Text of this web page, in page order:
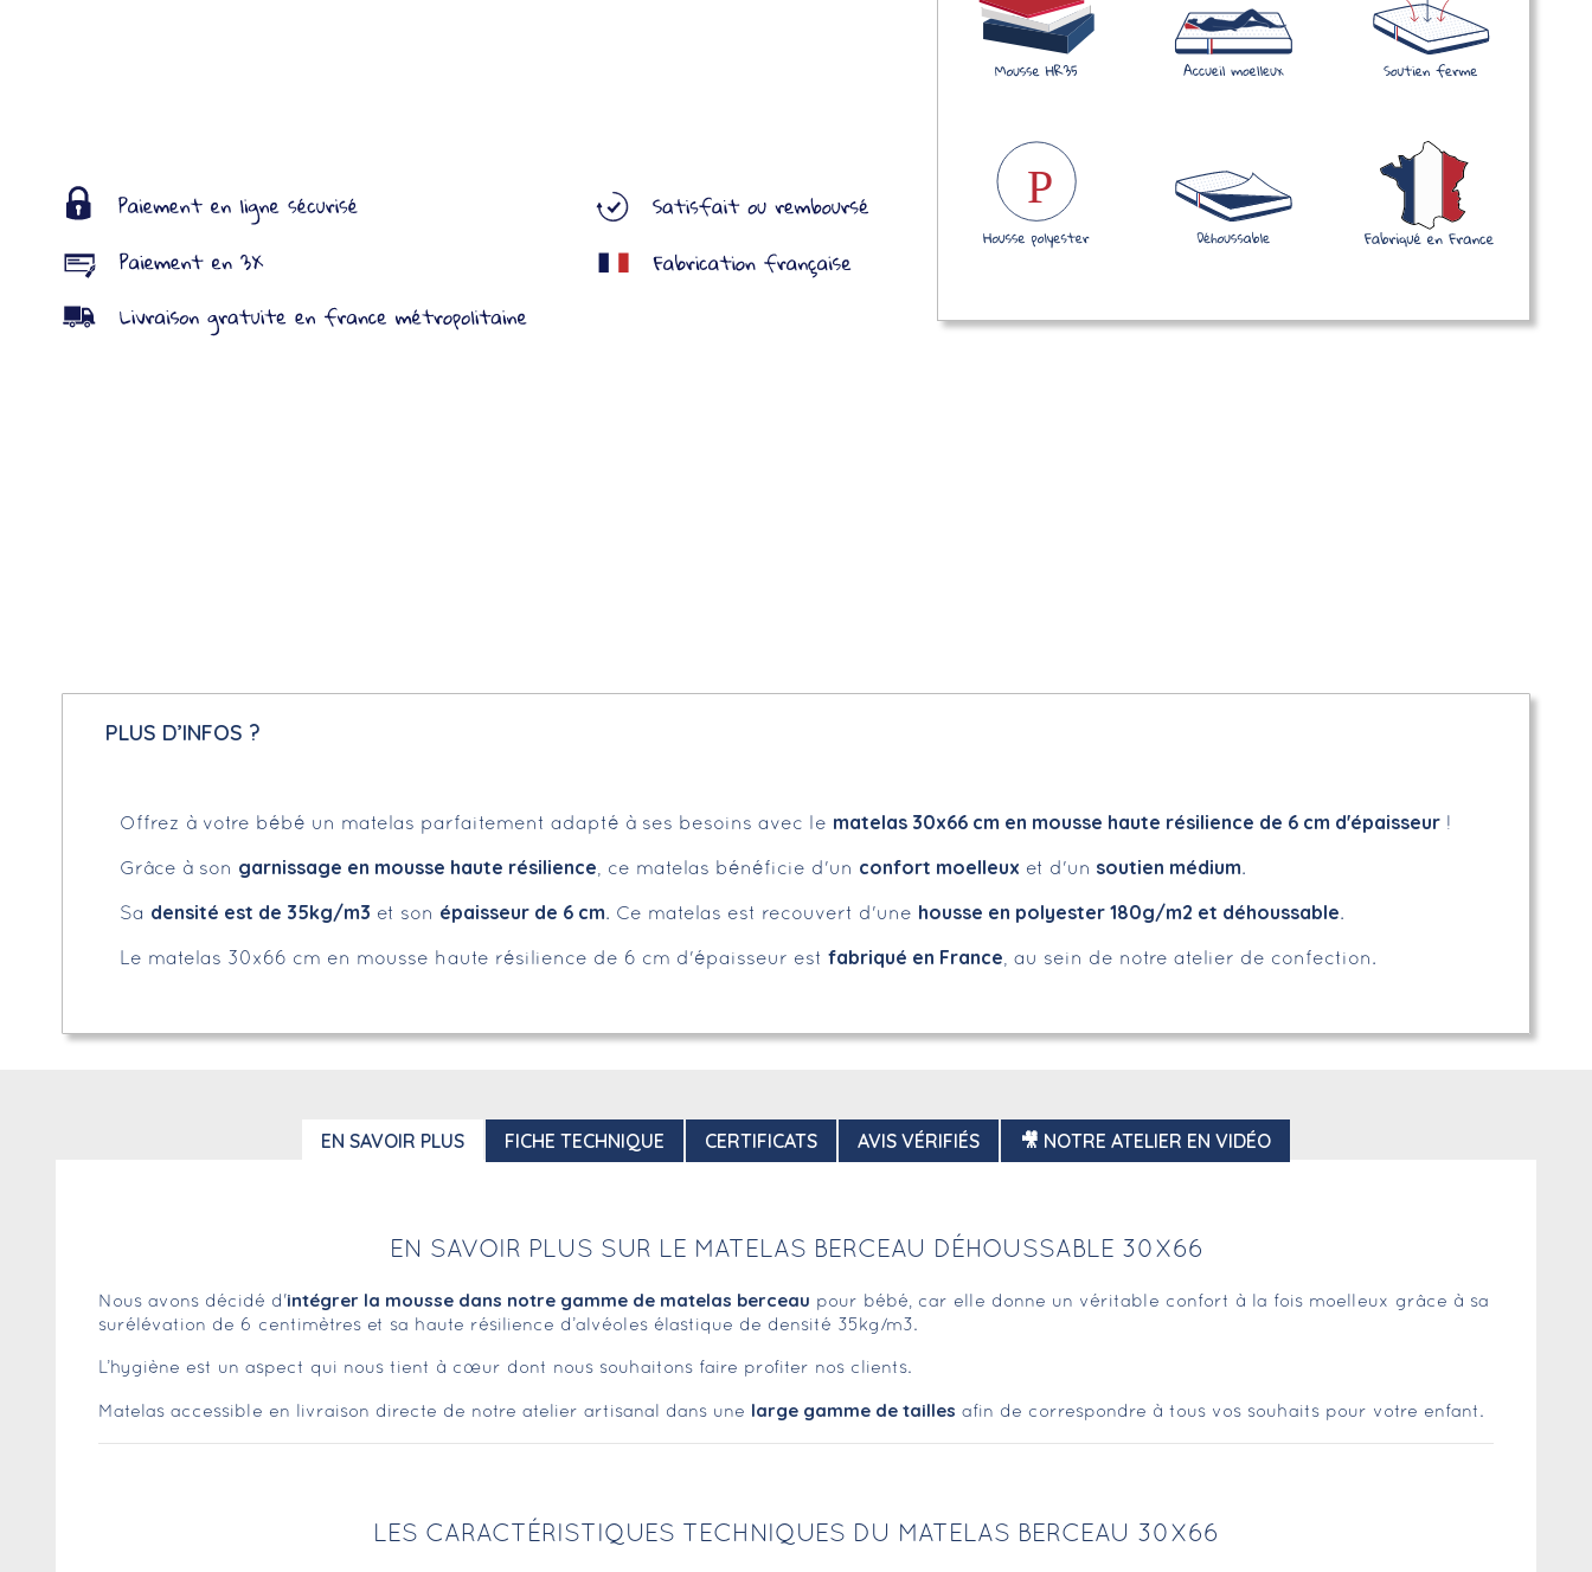
PLUS D’INFOS ?
Offrez à votre bébé un matelas parfaitement adapté à ses besoins avec le matelas 30x66 cm en mousse haute résilience de 6 cm d'épaisseur !
Grâce à son garnissage en mousse haute résilience, ce matelas bénéficie d'un confort moelleux et d'un soutien médium.
Sa densité est de 35kg/m3 et son épaisseur de 6 cm. Ce matelas est recouvert d'une housse en polyester 180g/m2 et déhoussable.
Le matelas 30x66 cm en mousse haute résilience de 6 cm d'épaisseur est fabriqué en France, au sein de notre atelier de confection.
EN SAVOIR PLUS FICHE TECHNIQUE CERTIFICATS AVIS VÉRIFIÉS 🎥 NOTRE ATELIER EN VIDÉO
EN SAVOIR PLUS SUR LE MATELAS BERCEAU DÉHOUSSABLE 30X66
Nous avons décidé d'intégrer la mousse dans notre gamme de matelas berceau pour bébé, car elle donne un véritable confort à la fois moelleux grâce à sa
surélévation de 6 centimètres et sa haute résilience d’alvéoles élastique de densité 35kg/m3.
L’hygiène est un aspect qui nous tient à cœur dont nous souhaitons faire profiter nos clients.
Matelas accessible en livraison directe de notre atelier artisanal dans une large gamme de tailles afin de correspondre à tous vos souhaits pour votre enfant.
LES CARACTÉRISTIQUES TECHNIQUES DU MATELAS BERCEAU 30X66